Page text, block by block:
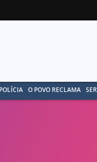
POLÍCIA O POVO RECLAMA